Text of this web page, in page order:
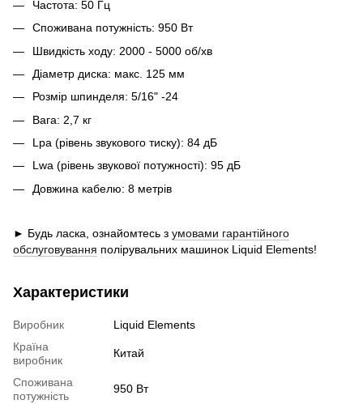
Частота: 50 Гц
Споживана потужність: 950 Вт
Швидкість ходу: 2000 - 5000 об/хв
Діаметр диска: макс. 125 мм
Розмір шпинделя: 5/16" -24
Вага: 2,7 кг
Lpa (рівень звукового тиску): 84 дБ
Lwa (рівень звукової потужності): 95 дБ
Довжина кабелю: 8 метрів
► Будь ласка, ознайомтесь з умовами гарантійного
обслуговування полірувальних машинок Liquid Elements!
Характеристики
Виробник
Liquid Elements
Країна
виробник
Китай
Споживана
потужність
950 Вт